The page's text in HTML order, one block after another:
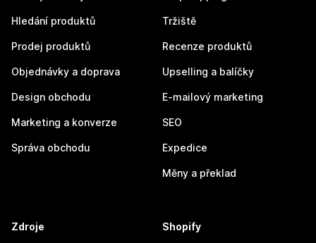
Hledání produktů
Prodej produktů
Objednávky a doprava
Design obchodu
Marketing a konverze
Správa obchodu
Tržiště
Recenze produktů
Upselling a balíčky
E-mailový marketing
SEO
Expedice
Měny a překlad
Zdroje Shopify